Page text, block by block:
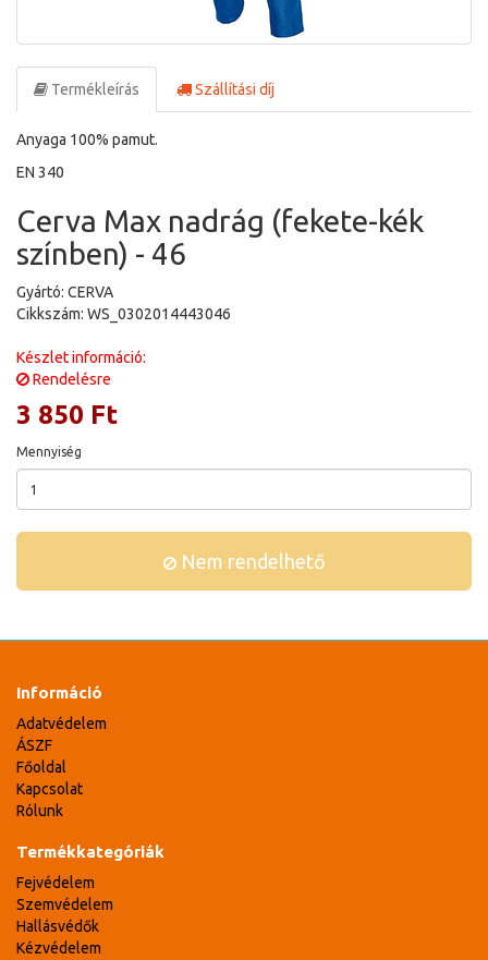
Termékleírás Szállítási díj
Anyaga 100% pamut.
EN 340
Cerva Max nadrág (fekete-kék
színben) - 46
Gyártó: CERVA
Cikkszám: WS_0302014443046
Készlet információ:
Rendelésre
3 850 Ft
Mennyiség
Nem rendelhető
Információ
Adatvédelem
ÁSZF
Főoldal
Kapcsolat
Rólunk
Termékkategóriák
Fejvédelem
Szemvédelem
Hallásvédők
Kézvédelem